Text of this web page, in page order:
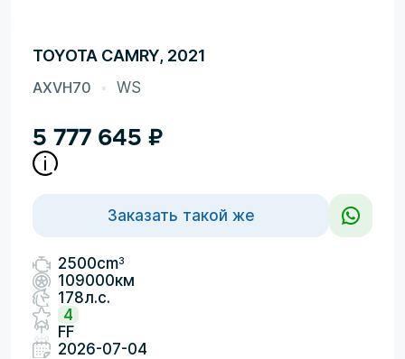
TOYOTA CAMRY, 2021
AXVH70 WS
5 777 645 ₽
Заказать такой же
2500cm3
109000км
178л.с.
4
FF
2026-07-04